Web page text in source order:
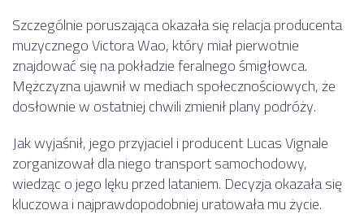
Szczególnie poruszająca okazała się relacja producenta
muzycznego Victora Wao, który miał pierwotnie
znajdować się na pokładzie feralnego śmigłowca.
Mężczyzna ujawnił w mediach społecznościowych, że
dosłownie w ostatniej chwili zmienił plany podróży.
Jak wyjaśnił, jego przyjaciel i producent Lucas Vignale
zorganizował dla niego transport samochodowy,
wiedząc o jego lęku przed lataniem. Decyzja okazała się
kluczowa i najprawdopodobniej uratowała mu życie.